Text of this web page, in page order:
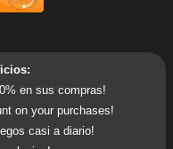
en sus compras!
on your purchases!
casi a diario!